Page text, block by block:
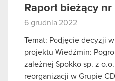
Raport bieżący
6 grudnia 2022
Temat: Podjęcie decyzji
projektu Wiedźmin:
zależnej Spokko sp. z
reorganizacji w Grupie